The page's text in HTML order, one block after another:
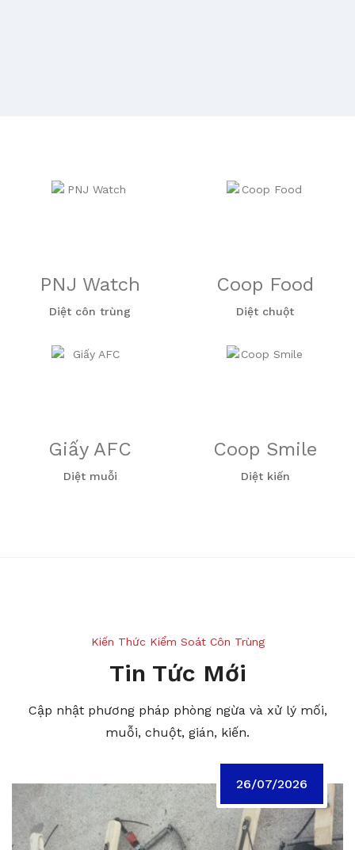
PNJ Watch
Diệt côn trùng
Coop Food
Diệt chuột
Giấy AFC
Diệt muỗi
Coop Smile
Diệt kiến
Kiến Thức Kiểm Soát Côn Trùng
Tin Tức Mới
Cập nhật phương pháp phòng ngừa và xử lý mối,
muỗi, chuột, gián, kiến.
26/07/2026